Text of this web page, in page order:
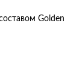
Golden